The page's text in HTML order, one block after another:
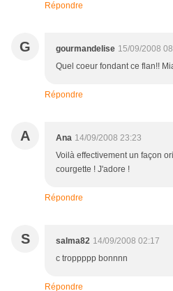
Répondre
G gourmandelise 15/09/2008
Quel coeur fondant ce flan!!
Répondre
A Ana 14/09/2008 23:23
Voilà effectivement un façon
courgette ! J'adore !
Répondre
S salma82 14/09/2008 02:17
c troppppp bonnnn
Répondre